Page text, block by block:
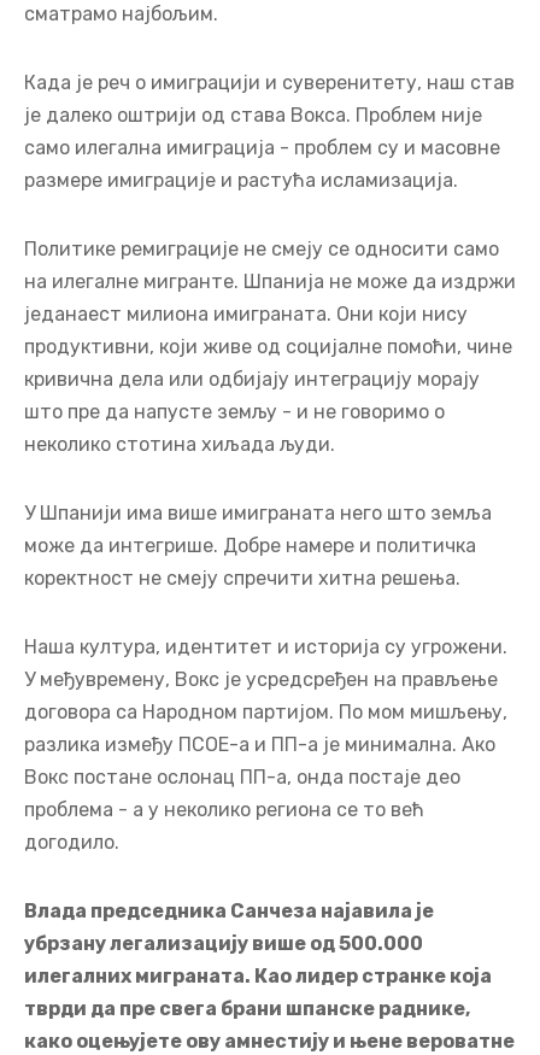
сматрамо најбољим.
Када је реч о имиграцији и суверенитету, наш став
је далеко оштрији од става Вокса. Проблем није
само илегална имиграција - проблем су и масовне
размере имиграције и растућа исламизација.
Политике ремиграције не смеју се односити само
на илегалне мигранте. Шпанија не може да издржи
једанаест милиона имиграната. Они који нису
продуктивни, који живе од социјалне помоћи, чине
кривична дела или одбијају интеграцију морају
што пре да напусте земљу - и не говоримо о
неколико стотина хиљада људи.
У Шпанији има више имиграната него што земља
може да интегрише. Добре намере и политичка
коректност не смеју спречити хитна решења.
Наша култура, идентитет и историја су угрожени.
У међувремену, Вокс је усредсређен на прављење
договора са Народном партијом. По мом мишљењу,
разлика између ПСОЕ-а и ПП-а је минимална. Ако
Вокс постане ослонац ПП-а, онда постаје део
проблема - а у неколико региона се то већ
догодило.
Влада председника Санчеза најавила је
убрзану легализацију више од 500.000
илегалних миграната. Као лидер странке која
тврди да пре свега брани шпанске раднике,
како оцењујете ову амнестију и њене вероватне